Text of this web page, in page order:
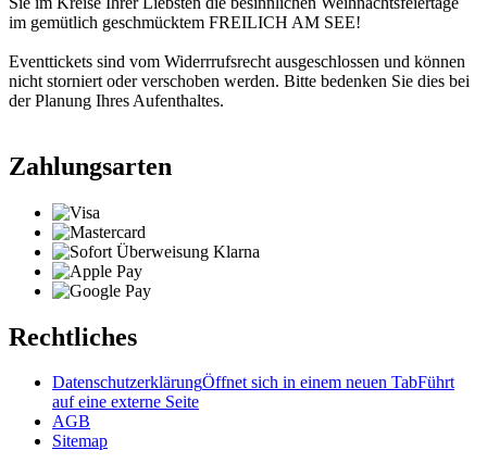
im gemütlich geschmücktem FREILICH AM SEE!
Eventtickets sind vom Widerrrufsrecht ausgeschlossen und können
nicht storniert oder verschoben werden. Bitte bedenken Sie dies bei
der Planung Ihres Aufenthaltes.
Zahlungsarten
Rechtliches
DatenschutzerklärungÖffnet sich in einem neuen TabFührt
auf eine externe Seite
AGB
Sitemap